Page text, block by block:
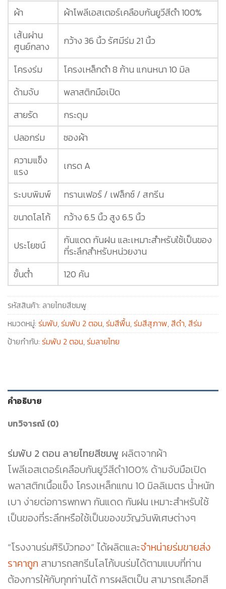
ผ้า
ผ้าโพลีเอสเตอร์เคลือบกันยูวีสีดำ 100%
เส้นผ่าน
ศูนย์กลาง
กว้าง 36 นิ้ว รัศมีร่ม 21 นิ้ว
โครงร่ม
โครงเหล็กดำ 8 ก้าน แกนหนา 10 มิล
ด้ามจับ
พลาสติกมือเปิด
สายรัด
กระดุม
ปลอกร่ม
ซองผ้า
ความแข็ง
แรง
เกรด A
ระบบพิมพ์
ทรานเฟอร์ / เฟล็กซ์ / สกรีน
ขนาดโลโก้
กว้าง 6.5 นิ้ว สูง 6.5 นิ้ว
ประโยชน์
กันแดด กันฝน และเหมาะสำหรับใช้เป็นของ
ที่ระลึกสำหรับหน่วยงาน
ขั้นต่ำ
120 คัน
รหัสสินค้า: ลายไทยสีชมพู
หมวดหมู่: ร่มพับ,ร่มพับ 2 ตอน,ร่มสีพื้น,ร่มสีสุภาพ,สีดำ,สีร่ม
ป้ายกำกับ: ร่มพับ 2 ตอน,ร่มลายไทย
คำอธิบาย
บทวิจารณ์ (0)
ร่มพับ 2 ตอน ลายไทยสีชมพู ผลิตจากผ้า
โพลีเอสเตอร์เคลือบกันยูวีสีดำ100% ด้ามจับมือเปิด
พลาสติกเนื้อแข็ง โครงเหล็กแกน 10 มิลลิเมตร น้ำหนัก
เบา ง่ายต่อการพกพา กันแดด กันฝน เหมาะสำหรับใช้
เป็นของที่ระลึกหรือใช้เป็นของขวัญวันพิเศษต่างๆ
“โรงงานร่มศิริบัวทอง” ได้ผลิตและจำหน่ายร่มขายส่ง
ราคาถูก สามารถสกรีนโลโก้บนร่มได้ตามแบบที่ท่าน
ต้องการให้กับทุกท่านได้ การผลิตเป็น สามารถเลือกสี